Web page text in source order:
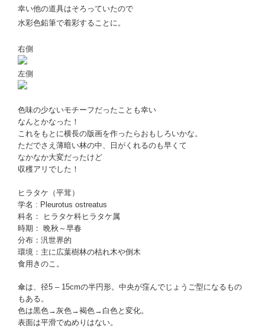
幸い他の道具はそろっていたので
水彩色鉛筆で着彩することに。
右側
左側
色味の少ないモチーフだったことも幸い
なんとかなった！
これをもとに横長の版画を作ったらおもしろいかな。
ただでさえ薄暗い林の中、日がくれるのも早くて
なかなか大変だったけど
収穫アリでした！
ヒラタケ（平茸）
学名 : Pleurotus ostreatus
科名： ヒラタケ科ヒラタケ属
時期： 晩秋～早春
分布：汎世界的
環境：主に広葉樹林の枯れ木や倒木
食用きのこ。
傘は、径5 – 15cmの半円形。中央が窪んでじょうご型になるもの
もある。
色は黒色→灰色→褐色→白色と変化。
表面は平滑でぬめりはない。